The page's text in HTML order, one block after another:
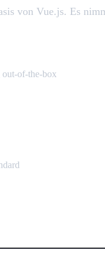
von Vue.js. Es
of-the-box